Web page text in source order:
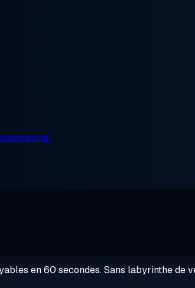
en 60 secondes. Sans labyrinthe de